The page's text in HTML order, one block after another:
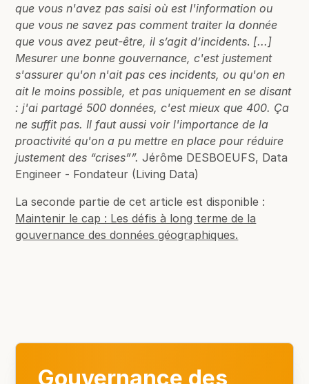
que vous n'avez pas saisi où est l'information ou
que vous ne savez pas comment traiter la donnée
que vous avez peut-être, il s’agit d’incidents. [...]
Mesurer une bonne gouvernance, c'est justement
s'assurer qu'on n'ait pas ces incidents, ou qu'on en
ait le moins possible, et pas uniquement en se disant
: j'ai partagé 500 données, c'est mieux que 400. Ça
ne suffit pas. Il faut aussi voir l'importance de la
proactivité qu'on a pu mettre en place pour réduire
justement des “crises””.Jérôme DESBOEUFS, Data
Engineer - Fondateur (Living Data)
La seconde partie de cet article est disponible :
Maintenir le cap : Les défis à long terme de la
gouvernance des données géographiques.
Gouvernance des